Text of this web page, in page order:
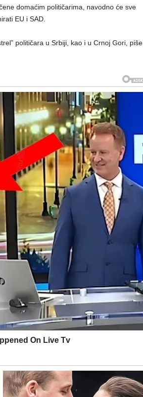
domaćim političarima, navodno će sve
EU i SAD.
političara u Srbiji, kao i u Crnoj Gori, piše